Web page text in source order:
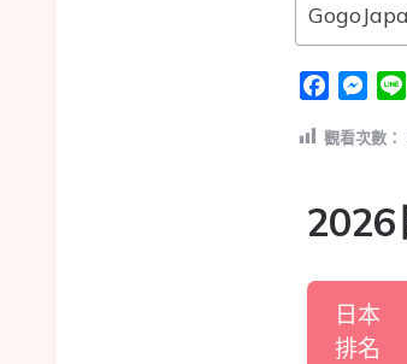
Facebook
觀看次數：
2026
日本
排名